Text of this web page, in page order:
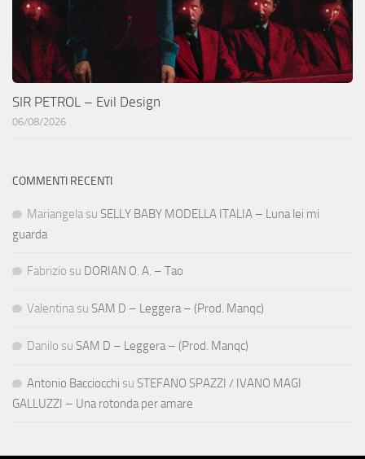
SIR PETROL – Evil Design
06/08/2026
COMMENTI RECENTI
Mariangela su SELLY BABY MODELLA ITALIA – Luna lei mi
guarda
Fabrizio su DORIAN O. A. – Tao
Valentina su SAM D – Leggera – (Prod. Manqc)
Danilo su SAM D – Leggera – (Prod. Manqc)
Antonio Bacciocchi su STEFANO SPAZZI / IVANO MAGI
GALLUZZI – Una rotonda per amare